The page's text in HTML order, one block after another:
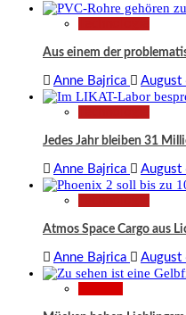
Aus einem der
Anne Bajrica August
Jedes Jahr bleiben 31
Anne Bajrica August
Atmos Space Cargo aus
Anne Bajrica August